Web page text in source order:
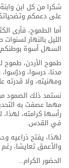
شكرا من كل ابن
على دعمكم
أما الطموح، فأرى
الليل بالنهار
السهل أسوة
طموح الأردن، طموح
مدنا، درسوا،
ومهنيته، ولا
نستمد ذلك الصمود
مهما عصفت به
رأسها كرامته،
في القدس.
لهذا، يفتح ذراعيه
والأعمق تعايشا،
الحضور الكرام...